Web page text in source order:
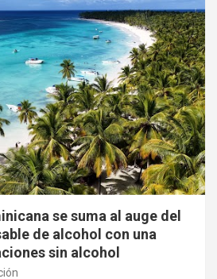
se suma al auge del
de alcohol con una
sin alcohol